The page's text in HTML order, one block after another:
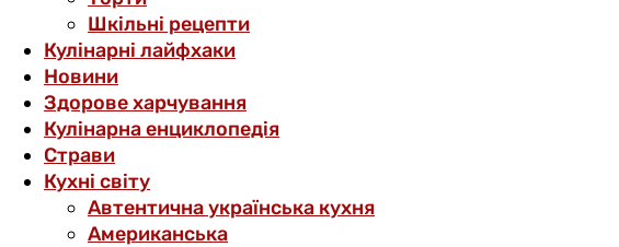
Шкільні рецепти
Кулінарні лайфхаки
Новини
Здорове харчування
Кулінарна енциклопедія
Страви
Кухні світу
Автентична українська кухня
Американська